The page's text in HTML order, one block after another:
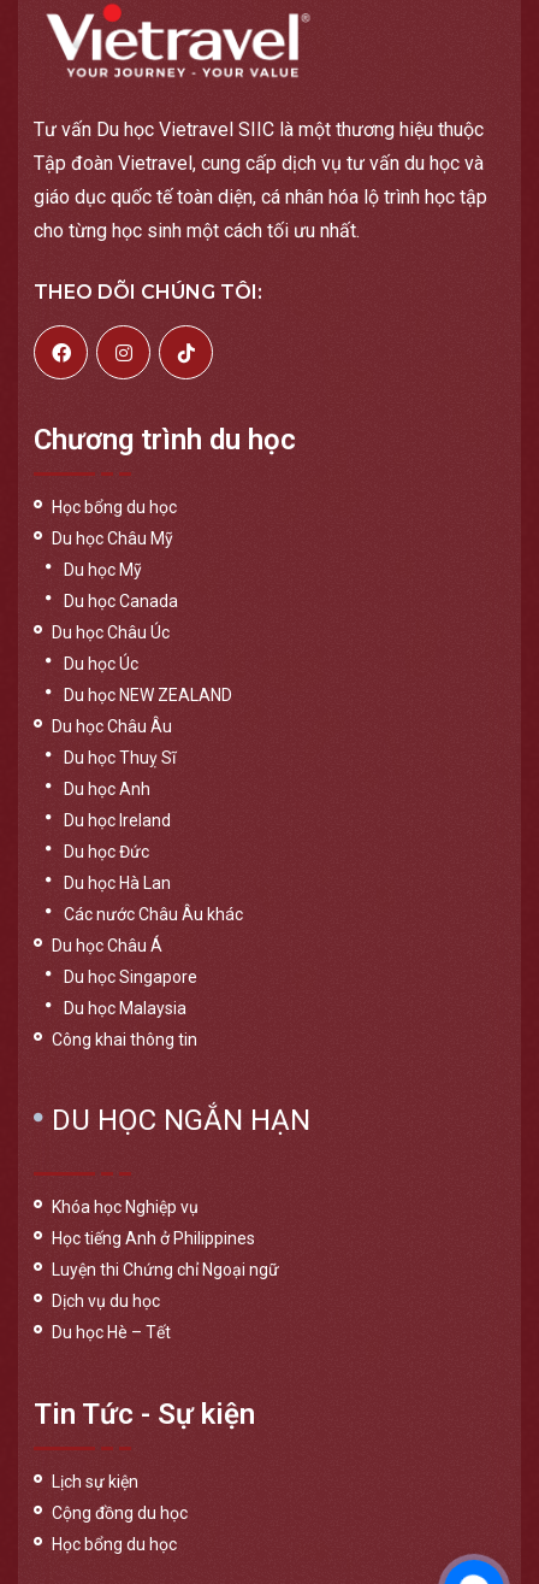
Tư vấn Du học Vietravel SIIC là một thương hiệu thuộc
Tập đoàn Vietravel, cung cấp dịch vụ tư vấn du học và
giáo dục quốc tế toàn diện, cá nhân hóa lộ trình học tập
cho từng học sinh một cách tối ưu nhất.
THEO DÕI CHÚNG TÔI:
Chương trình du học
Học bổng du học
Du học Châu Mỹ
Du học Mỹ
Du học Canada
Du học Châu Úc
Du học Úc
Du học NEW ZEALAND
Du học Châu Âu
Du học Thuỵ Sĩ
Du học Anh
Du học Ireland
Du học Đức
Du học Hà Lan
Các nước Châu Âu khác
Du học Châu Á
Du học Singapore
Du học Malaysia
Công khai thông tin
DU HỌC NGẮN HẠN
Khóa học Nghiệp vụ
Học tiếng Anh ở Philippines
Luyện thi Chứng chỉ Ngoại ngữ
Dịch vụ du học
Du học Hè – Tết
Tin Tức - Sự kiện
Lịch sự kiện
Cộng đồng du học
Học bổng du học